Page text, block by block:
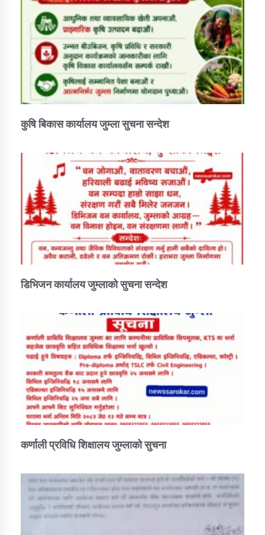
कुषि बिकास कार्यालय जुम्ला सुचना सन्देश
डिभिजन कार्यालय जुम्लाको सुचना सन्देश
कर्णाली प्रविधि शिक्षालय जुम्लाको सुचना